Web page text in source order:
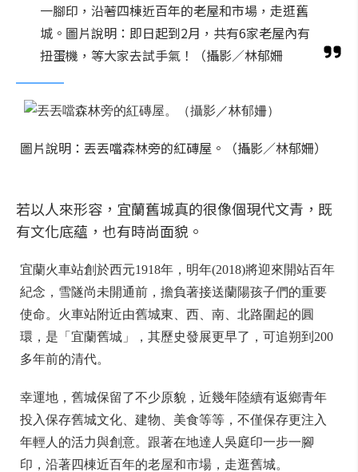
一腳印，沿著四棟近百年的老屋和市場，走逛舊
城。圖片說明：即日起到2月，共有6家老屋內有
扭蛋機，等大家去試手氣！（攝影／林郁姍
圖片說明：丟丟噹森林旁的紅磚屋。（攝影／林郁姍）
若以人來形容，宜蘭舊城真的很像個現代文青，既
有文化底蘊，也有時尚面貌。
宜蘭火車站創於西元1918年，明年(2018)將迎來開站百年
紀念，雪隧尚未開通前，擔負著接送蘭陽孩子們的重要
使命。火車站附近由舊城東、西、南、北路圍起的圓
環，是「宜蘭舊城」，其歷史發展更早了，可追朔到200
多年前的清代。
幸運地，舊城保留了不少原貌，近幾年陸續有返鄉青年
投入保存舊城文化、建物、美食等等，不僅保存更注入
年輕人的活力與創意。跟著在地達人吳庭印一步一腳
印，沿著四棟近百年的老屋和市場，走逛舊城。